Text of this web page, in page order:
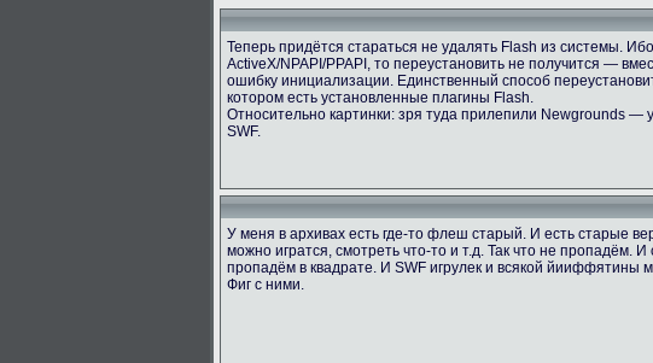
Теперь придётся стараться не удалять Flash из системы.
ActiveX/NPAPI/PPAPI, то переустановить не получится —
ошибку инициализации. Единственный способ
котором есть установленные плагины Flash.
Относительно картинки: зря туда прилепили Newgrounds —
SWF.
У меня в архивах есть где-то флеш старый. И есть старые
можно игратся, смотреть что-то и т.д. Так что не
пропадём в квадрате. И SWF игрулек и всякой
Фиг с ними.